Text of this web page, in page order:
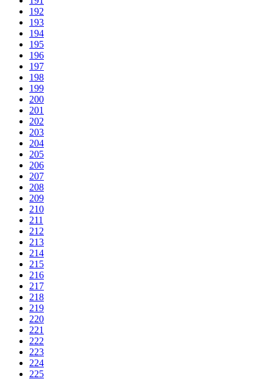
192
193
194
195
196
197
198
199
200
201
202
203
204
205
206
207
208
209
210
211
212
213
214
215
216
217
218
219
220
221
222
223
224
225